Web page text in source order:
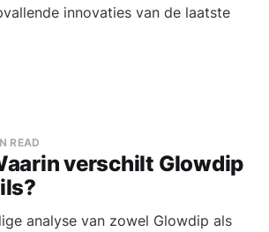
innovaties van de laatste
verschilt Glowdip
READ
analyse van zowel Glowdip als